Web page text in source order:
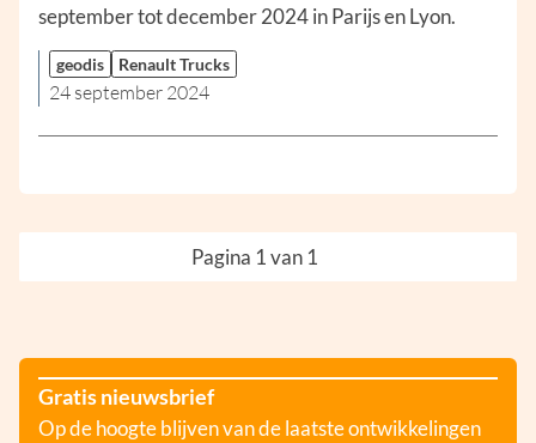
september tot december 2024 in Parijs en Lyon.
geodis Renault Trucks
24 september 2024
Pagina 1 van 1
Gratis nieuwsbrief
Op de hoogte blijven van de laatste ontwikkelingen